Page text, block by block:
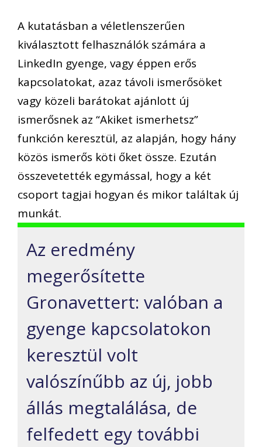
A kutatásban a véletlenszerűen
kiválasztott felhasználók számára a
LinkedIn gyenge, vagy éppen erős
kapcsolatokat, azaz távoli ismerősöket
vagy közeli barátokat ajánlott új
ismerősnek az “Akiket ismerhetsz”
funkción keresztül, az alapján, hogy hány
közös ismerős köti őket össze. Ezután
összevetették egymással, hogy a két
csoport tagjai hogyan és mikor találtak új
munkát.
Az eredmény
megerősítette
Gronavettert: valóban a
gyenge kapcsolatokon
keresztül volt
valószínűbb az új, jobb
állás megtalálása, de
felfedett egy további